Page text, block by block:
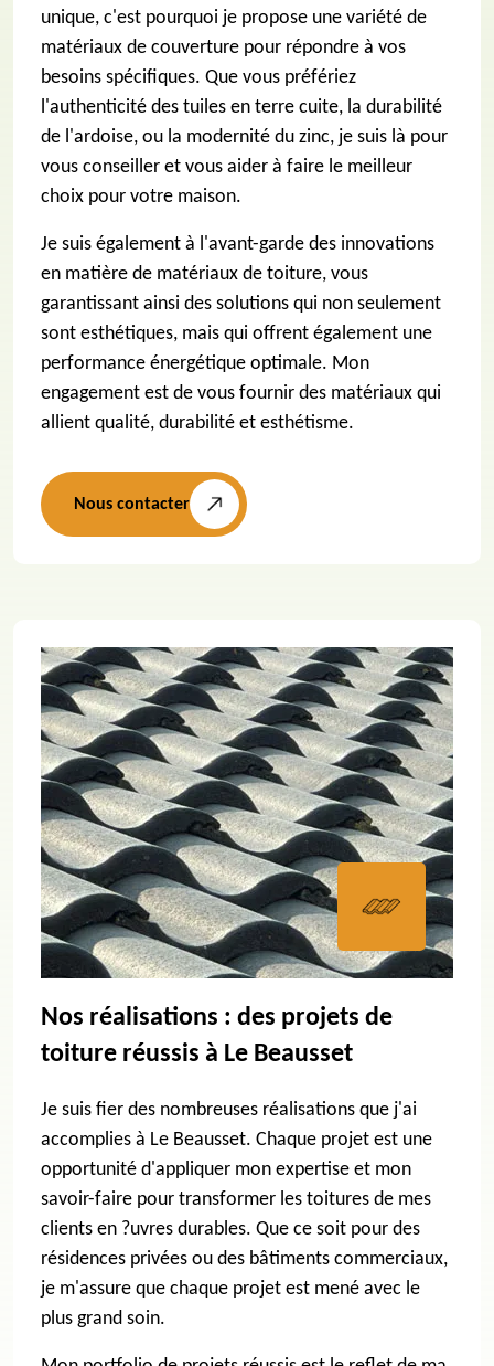
unique, c'est pourquoi je propose une variété de
matériaux de couverture pour répondre à vos
besoins spécifiques. Que vous préfériez
l'authenticité des tuiles en terre cuite, la durabilité
de l'ardoise, ou la modernité du zinc, je suis là pour
vous conseiller et vous aider à faire le meilleur
choix pour votre maison.
Je suis également à l'avant-garde des innovations
en matière de matériaux de toiture, vous
garantissant ainsi des solutions qui non seulement
sont esthétiques, mais qui offrent également une
performance énergétique optimale. Mon
engagement est de vous fournir des matériaux qui
allient qualité, durabilité et esthétisme.
Nous contacter
Nos réalisations : des projets de
toiture réussis à Le Beausset
Je suis fier des nombreuses réalisations que j'ai
accomplies à Le Beausset. Chaque projet est une
opportunité d'appliquer mon expertise et mon
savoir-faire pour transformer les toitures de mes
clients en ?uvres durables. Que ce soit pour des
résidences privées ou des bâtiments commerciaux,
je m'assure que chaque projet est mené avec le
plus grand soin.